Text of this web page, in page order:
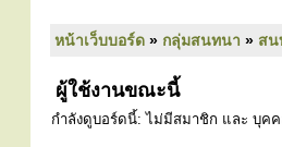
หน้าเว็บบอร์ด » กลุ่มสนทนา » สน
ผู้ใช้งานขณะนี้
กำลังดูบอร์ดนี้: ไม่มีสมาชิก และ บุค